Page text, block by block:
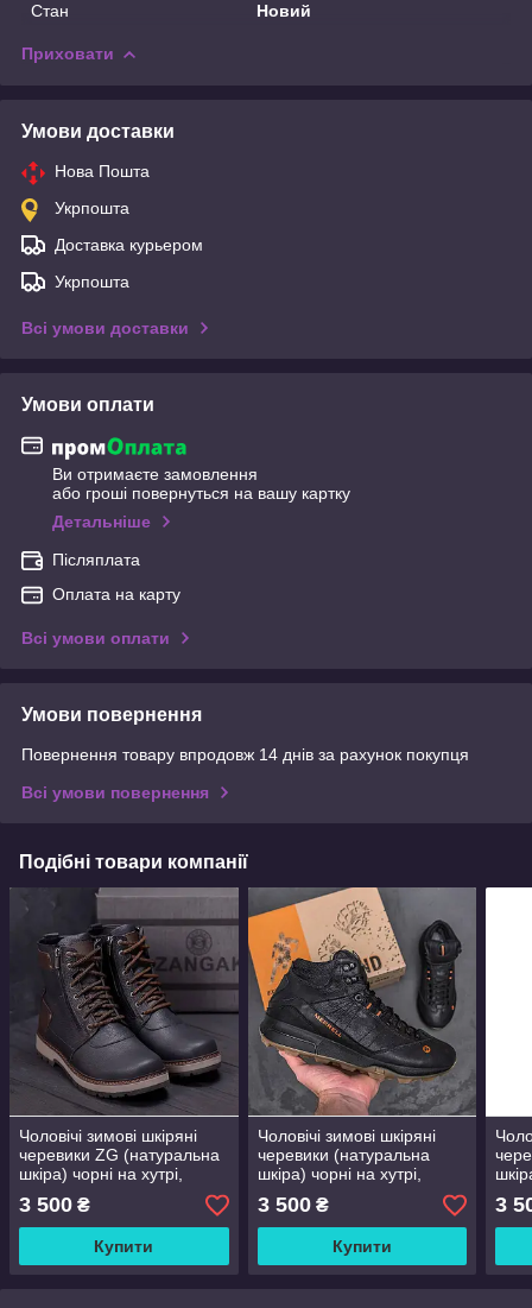
Стан
Новий
Приховати
Умови доставки
Нова Пошта
Укрпошта
Доставка курьером
Укрпошта
Всі умови доставки
Умови оплати
Ви отримаєте замовлення
або гроші повернуться на вашу картку
Детальніше
Післяплата
Оплата на карту
Всі умови оплати
Умови повернення
Повернення товару впродовж 14 днів за рахунок покупця
Всі умови повернення
Подібні товари компанії
Чоловічі зимові шкіряні
черевики ZG (натуральна
шкіра) чорні на хутрі,
розмір 40 41 42 43 44 45
3 500 ₴
Купити
Чоловічі зимові шкіряні
черевики (натуральна
шкіра) чорні на хутрі,
чоловіче взуття на зиму,
розмір 40 41 42 43 44 45
3 500₴
Купити
3